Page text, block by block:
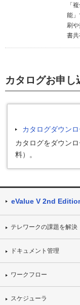
「
能
刷
書共
カタログお申し
カタログダウンロ
カタログをダウン
料）。
eValue V 2nd
テレワークの課題を解決
ドキュメント管理
ワークフロー
スケジューラ